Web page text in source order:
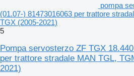
pompa
(01.07-) 81473016063 per trattore
TGX (2005-2021)
5
Pompa servosterzo ZF TGX
per trattore stradale MAN TGL,
2021)